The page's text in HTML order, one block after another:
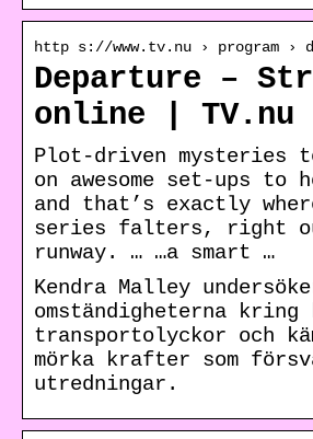
http s://www.tv.nu › program ›
Departure –
online | TV.nu
Plot-driven mysteries
on awesome set-ups to
and that’s exactly
series falters, right
runway. … …a smart …
Kendra Malley
omständigheterna
transportolyckor och
mörka krafter som
utredningar.